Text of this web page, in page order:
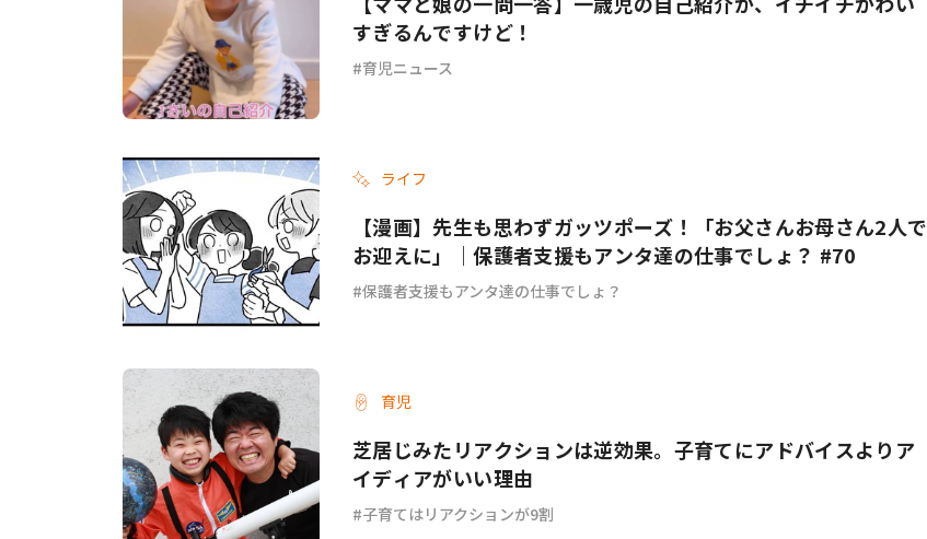
すぎるんですけど！
育児ニュース
ライフ
【漫画】先生も思わずガッツポーズ！「お父さんお母さん2人で
お迎えに」｜保護者支援もアンタ達の仕事でしょ？ #70
保護者支援もアンタ達の仕事でしょ？
育児
芝居じみたリアクションは逆効果。子育てにアドバイスよりア
イディアがいい理由
子育てはリアクションが9割